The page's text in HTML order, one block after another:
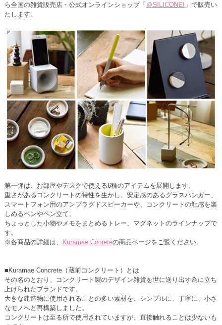
ら全国の雑貨販売店・公式オンラインショップ「 ＠SILICONE! 」で販売い
たします。
第一弾は、お部屋やデスクで使える6種のアイテムを展開します。
重さがあるコンクリートの特性を生かし、安定感のあるグラスハンガー、
スマートフォン用のアンプラグドスピーカーや、コンクリートの触感を楽
しめるペンやペン立て、
ちょっとした小物やメモをまとめるトレー、マグネットのラインナップで
す。
※各商品の詳細は、
Kuramae Conreteの商品ページをご覧ください。
■Kuramae Concrete（蔵前コンクリート）とは
その名のとおり、コンクリート製のデザイン雑貨を世に送り出す為に立ち
上げられたブランドです。
大きな建造物に使用されることの多い素材を、シンプルに、丁寧に、小さ
なモノへと再構築しました。
コンクリートは至る所で使用されていますが、直接触れることは少ないも